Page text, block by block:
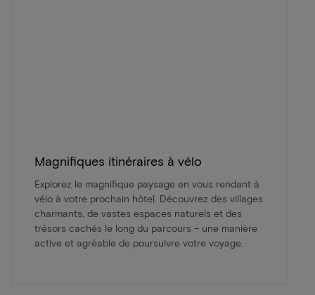
Magnifiques itinéraires à vélo
Explorez le magnifique paysage en vous rendant à
vélo à votre prochain hôtel. Découvrez des villages
charmants, de vastes espaces naturels et des
trésors cachés le long du parcours – une manière
active et agréable de poursuivre votre voyage.